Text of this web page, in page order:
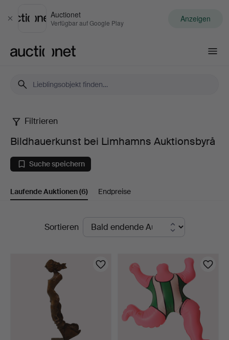
Schließen
Auctionet
Verfügbar auf Google Play Anzeigen
Bildhauerkunst
bei
Limhamns
Auktionsbyrå
Filtrieren
Bildhauerkunst bei Limhamns Auktionsbyrå
Suche speichern
Laufende Auktionen(6) Endpreise
LaufendeSortieren